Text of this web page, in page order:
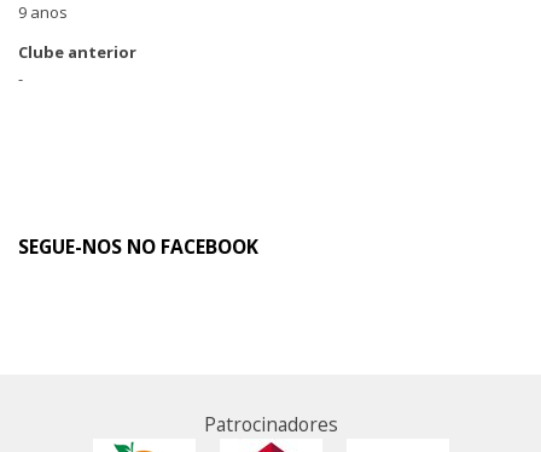
9 anos
Clube anterior
-
SEGUE-NOS NO FACEBOOK
Patrocinadores